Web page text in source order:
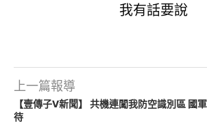
我有話要說
上一篇報導
【壹傳子V新聞】 共機連闖我防空識別區 國
待